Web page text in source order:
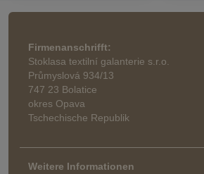
Firmenanschrifft:
Stoklasa textilní galanterie s.r.o.
Průmyslová 934/13
747 23 Bolatice
okres Opava
Tschechische Republik
Weitere Informationen